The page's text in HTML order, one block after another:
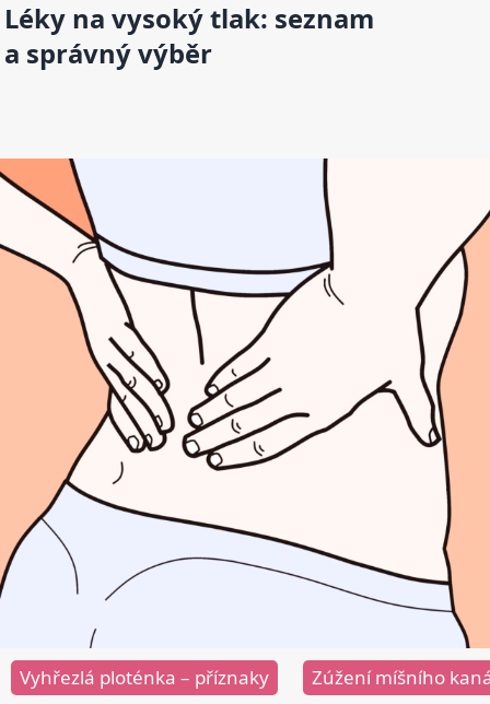
Léky na vysoký tlak: seznam
a správný výběr
Vyhřezlá ploténka – příznaky Zúžení míšního